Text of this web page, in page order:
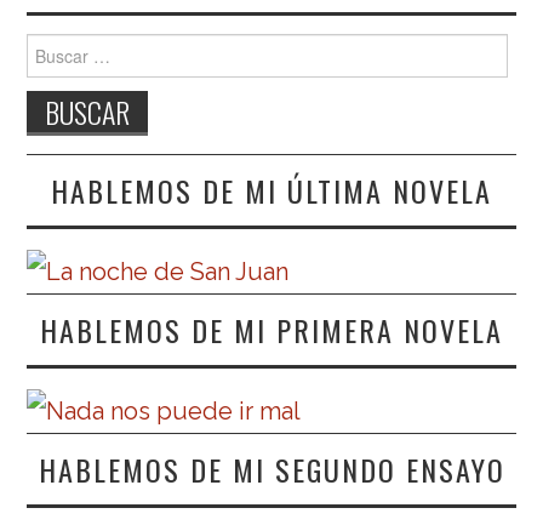
Buscar:
HABLEMOS DE MI ÚLTIMA NOVELA
HABLEMOS DE MI PRIMERA NOVELA
HABLEMOS DE MI SEGUNDO ENSAYO